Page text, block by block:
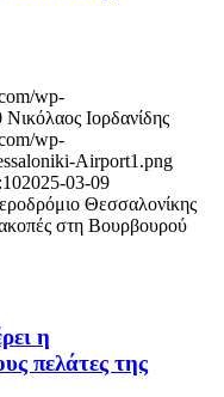
wp-
Νικόλαος Ιορδανίδης
wp-
Airport1.png
2025-03-09
Θεσσαλονίκης
στη Βουρβουρού
η
πελάτες της